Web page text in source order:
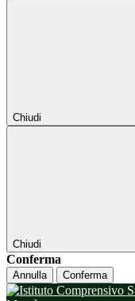
Chiudi
Chiudi
Conferma
Annulla Conferma